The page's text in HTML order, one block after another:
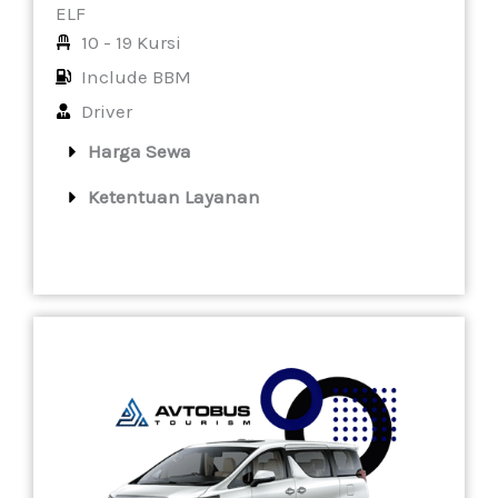
ELF
10 - 19 Kursi
Include BBM
Driver
Harga Sewa
Ketentuan Layanan